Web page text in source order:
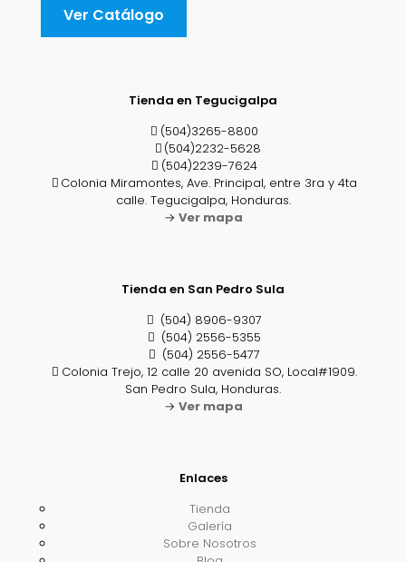
Ver Catálogo
Tienda en Tegucigalpa
(504)3265-8800
(504)2232-5628
(504)2239-7624
Colonia Miramontes, Ave. Principal, entre 3ra y 4ta
calle. Tegucigalpa, Honduras.
→ Ver mapa
Tienda en San Pedro Sula
(504) 8906-9307
(504) 2556-5355
(504) 2556-5477
Colonia Trejo, 12 calle 20 avenida SO, Local#1909.
San Pedro Sula, Honduras.
→ Ver mapa
Enlaces
Tienda
Galería
Sobre Nosotros